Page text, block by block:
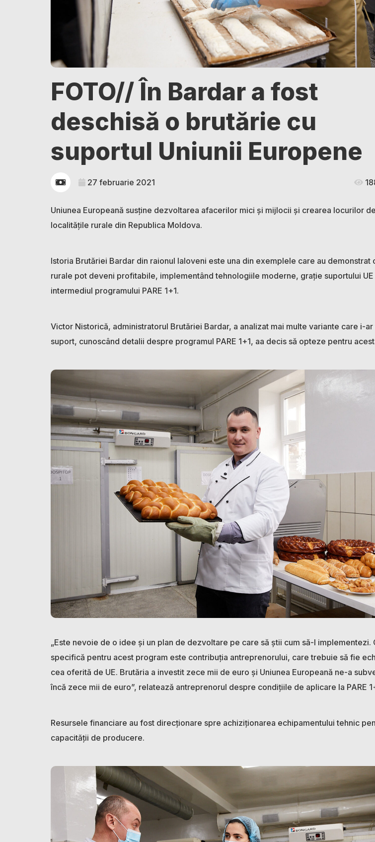
FOTO// În Bardar a fost
deschisă o brutărie cu
suportul Uniunii Europene
27 februarie 2021
Uniunea Europeană susține dezvoltarea afacerilor mici și mijlocii și crearea locurilor
localitățile rurale din Republica Moldova.
Istoria Brutăriei Bardar din raionul Ialoveni este una din exemplele care au demonstrat
rurale pot deveni profitabile, implementând tehnologiile moderne, grație suportului
intermediul programului PARE 1+1.
Victor Nistorică, administratorul Brutăriei Bardar, a analizat mai multe variante care i-
suport, cunoscând detalii despre programul PARE 1+1, aa decis să opteze pentru
„Este nevoie de o idee și un plan de dezvoltare pe care să știi cum să-l implementezi.
specifică pentru acest program este contribuția antreprenorului, care trebuie să fie
cea oferită de UE. Brutăria a investit zece mii de euro și Uniunea Europeană ne-a
încă zece mii de euro”, relatează antreprenorul despre condițiile de aplicare la PARE
Resursele financiare au fost direcționare spre achiziționarea echipamentului tehnic
capacității de producere.